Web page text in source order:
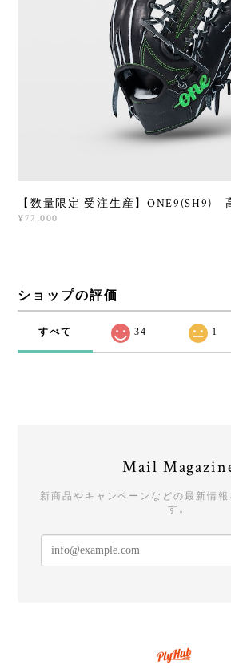
【数量限定 受注生産】ONE9(SH9)
¥77,000
ショップの評価
すべて 34 1
Mail
新商品やキャンペーンなどの最新情報
す。